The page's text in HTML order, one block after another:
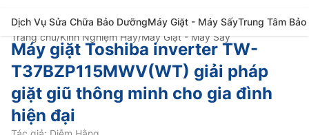
Dịch Vụ Sửa Chữa Bảo DưỡngMáy Giặt - Máy SấyTrung Tâm Bảo
Trang chủ/Kinh Nghiệm Hay/Máy Giặt - Máy Sấy
Máy giặt Toshiba inverter TW-
T37BZP115MWV(WT) giải pháp
giặt giũ thông minh cho gia đình
hiện đại